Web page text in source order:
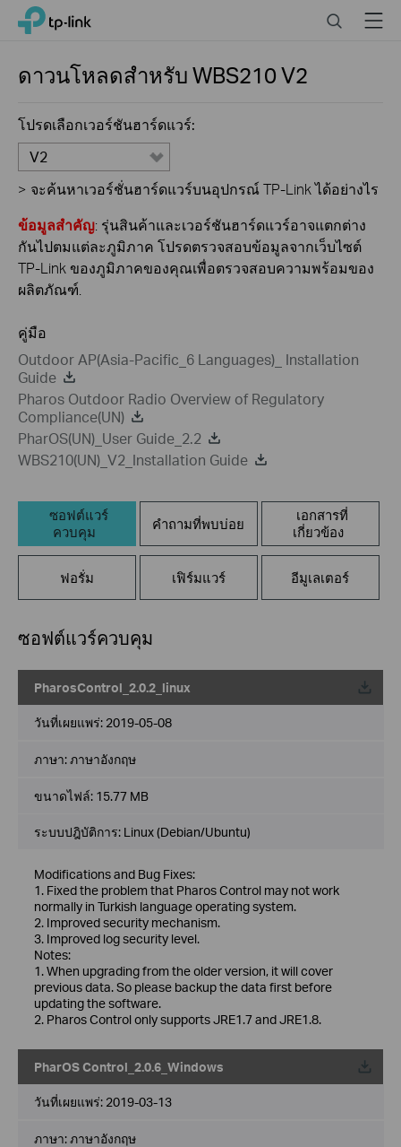
Click
navigation
TP-Link, Reliably Smart SearchMenu
ดาวนโหลดสำหรับWBS210V2
โปรดเลือกเวอร์ชันฮาร์ดแวร์:
V2
> จะค้นหาเวอร์ชั่นฮาร์ดแวร์บนอุปกรณ์ TP-Link ได้อย่างไร
ข้อมูลสำคัญ: รุ่นสินค้าและเวอร์ชันฮาร์ดแวร์อาจแตกต่าง
กันไปตมแต่ละภูมิภาค โปรดตรวจสอบข้อมูลจากเว็บไซต์
TP-Link ของภูมิภาคของคุณเพื่อตรวจสอบความพร้อมของ
ผลิตภัณฑ์.
คู่มือ
Outdoor AP(Asia-Pacific_6 Languages)_ Installation
Guide
Pharos Outdoor Radio Overview of Regulatory
Compliance(UN)
PharOS(UN)_User Guide_2.2
WBS210(UN)_V2_Installation Guide
ซอฟต์แวร์
ควบคุม
คำถามที่พบบ่อย
เอกสารที่
เกี่ยวข้อง
ฟอรั่ม เฟิร์มแวร์ อีมูเลเตอร์
ซอฟต์แวร์ควบคุม
PharosControl_2.0.2_linux
วันที่เผยแพร่: 2019-05-08
ภาษา:ภาษาอังกฤษ
ขนาดไฟล์: 15.77 MB
ระบบปฎิบัติการ: Linux (Debian/Ubuntu)
Modifications and Bug Fixes:
1. Fixed the problem that Pharos Control may not work
normally in Turkish language operating system.
2. Improved security mechanism.
3. Improved log security level.
Notes:
1. When upgrading from the older version, it will cover
previous data. So please backup the data first before
updating the software.
2. Pharos Control only supports JRE1.7 and JRE1.8.
PharOS Control_2.0.6_Windows
วันที่เผยแพร่: 2019-03-13
ภาษา:ภาษาอังกฤษ